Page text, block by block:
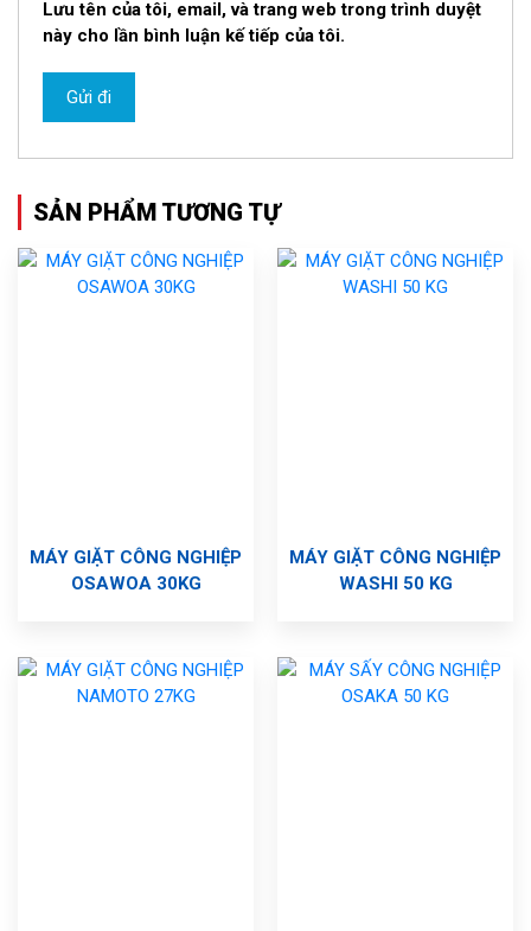
Lưu tên của tôi, email, và trang web trong trình duyệt
này cho lần bình luận kế tiếp của tôi.
SẢN PHẨM TƯƠNG TỰ
MÁY GIẶT CÔNG NGHIỆP
OSAWOA 30KG
MÁY GIẶT CÔNG NGHIỆP
WASHI 50 KG